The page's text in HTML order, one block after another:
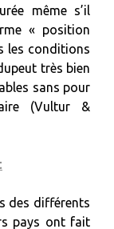
même s’il
« position
les conditions
très bien
sans pour
(Vultur &
des différents
pays ont fait